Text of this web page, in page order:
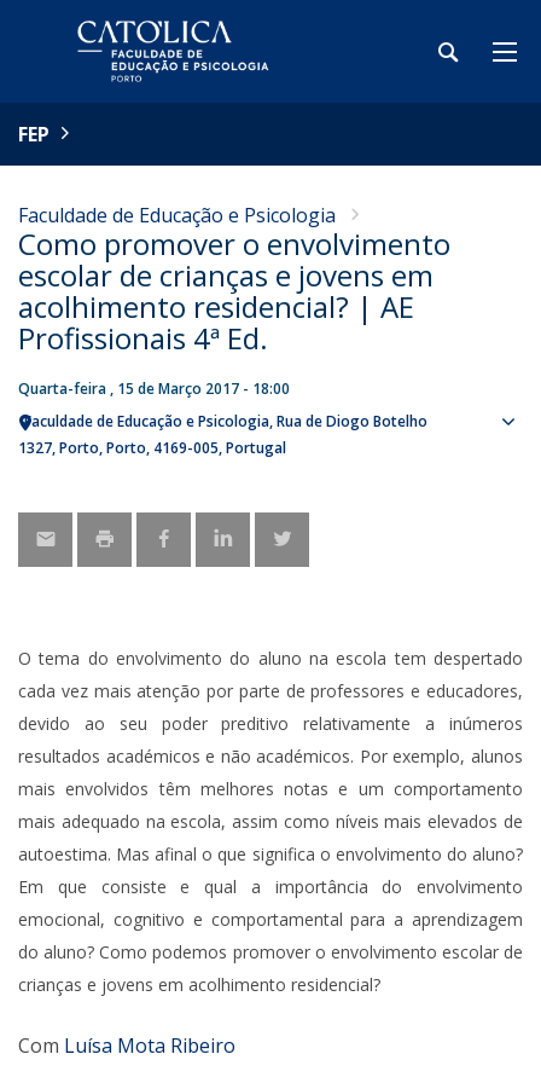
FEP
Faculdade de Educação e Psicologia
Como promover o envolvimento
escolar de crianças e jovens em
acolhimento residencial? | AE
Profissionais 4ª Ed.
Quarta-feira , 15 de Março 2017 - 18:00
Faculdade de Educação e Psicologia Rua de Diogo Botelho
1327 Porto Porto 4169-005 Portugal
O tema do envolvimento do aluno na escola tem despertado
cada vez mais atenção por parte de professores e educadores,
devido ao seu poder preditivo relativamente a inúmeros
resultados académicos e não académicos. Por exemplo, alunos
mais envolvidos têm melhores notas e um comportamento
mais adequado na escola, assim como níveis mais elevados de
autoestima. Mas afinal o que significa o envolvimento do aluno?
Em que consiste e qual a importância do envolvimento
emocional, cognitivo e comportamental para a aprendizagem
do aluno? Como podemos promover o envolvimento escolar de
crianças e jovens em acolhimento residencial?
Com Luísa Mota Ribeiro